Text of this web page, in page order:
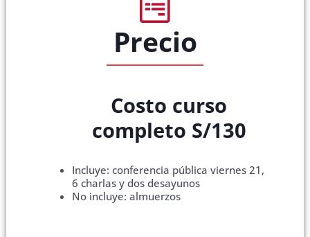
Precio
Costo curso
completo S/130
Incluye: conferencia pública viernes 21,
6 charlas y dos desayunos
No incluye: almuerzos